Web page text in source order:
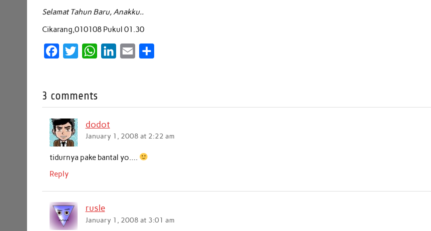
Selamat Tahun Baru, Anakku..
Cikarang,010108 Pukul 01.30
e
b
o
o
k
t
t
W
s
A
p
p
e
I
n
l
e
3 comments
dodot
January 1, 2008 at 2:22 am
tidurnya pake bantal yo….
Reply
rusle
January 1, 2008 at 3:01 am